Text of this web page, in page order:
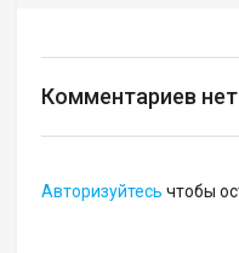
Комментариев нет
Авторизуйтесь чтобы